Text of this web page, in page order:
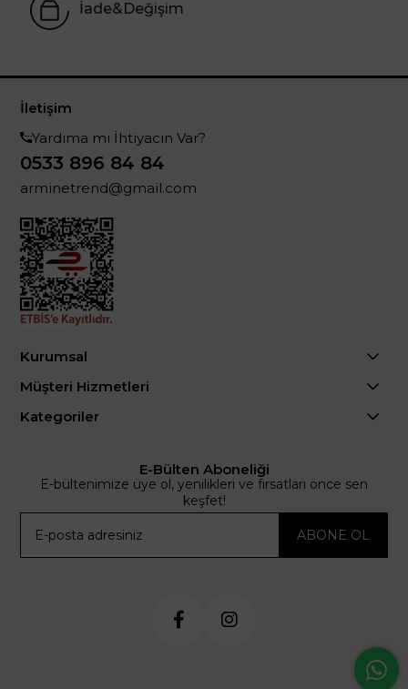
İade&Değişim
İletişim
Yardıma mı İhtiyacın Var?
0533 896 84 84
arminetrend@gmail.com
Kurumsal
Müşteri Hizmetleri
Kategoriler
E-Bülten Aboneliği
E-bültenimize üye ol, yenilikleri ve fırsatları önce sen
keşfet!
ABONE OL